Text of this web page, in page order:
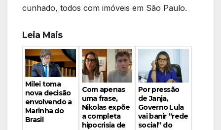
cunhado, todos com imóveis em São Paulo.
Leia Mais
Milei toma
nova decisão
envolvendo a
Marinha do
Brasil
Com apenas
uma frase,
Nikolas expõe
a completa
hipocrisia de
Por pressão
de Janja,
Governo Lula
vai banir “rede
social” do